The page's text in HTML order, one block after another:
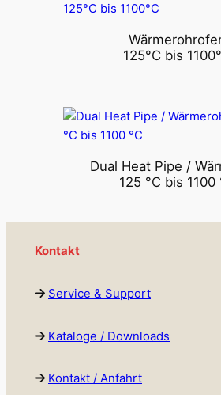
125°C bis
Dual Heat Pipe /
125 °C bis 1100
Kontakt
Service & Support
Kataloge / Downloads
Kontakt / Anfahrt